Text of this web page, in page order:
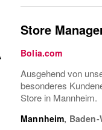
Store
Bolia.com
Ausgehend von
besonderes
Store in Mannheim.
Mannheim,